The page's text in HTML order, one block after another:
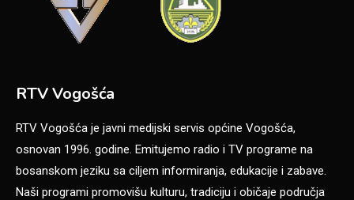
RTV Vogošća
RTV Vogošća je javni medijski servis općine Vogošća,
osnovan 1996. godine. Emitujemo radio i TV programe na
bosanskom jeziku sa ciljem informiranja, edukacije i zabave.
Naši programi promovišu kulturu, tradiciju i običaje područja